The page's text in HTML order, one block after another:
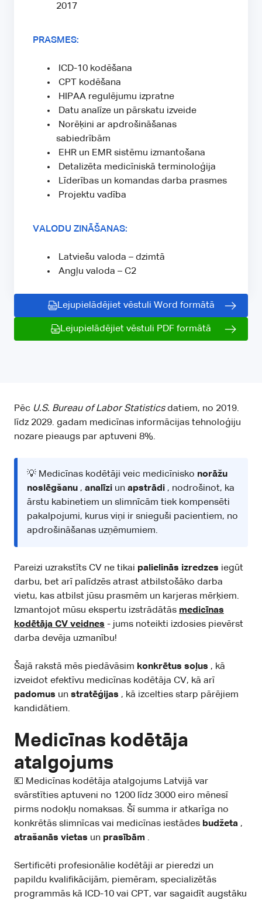
2017
PRASMES:
ICD-10 kodēšana
CPT kodēšana
HIPAA regulējumu izpratne
Datu analīze un pārskatu izveide
Norēķini ar apdrošināšanas
sabiedrībām
EHR un EMR sistēmu izmantošana
Detalizēta medicīniskā terminoloģija
Līderības un komandas darba prasmes
Projektu vadība
VALODU ZINĀŠANAS:
Latviešu valoda – dzimtā
Angļu valoda – C2
Lejupielādējiet vēstuli Word formātā
Lejupielādējiet vēstuli PDF formātā
Pēc U.S. Bureau of Labor Statisticsdatiem, no 2019.
līdz 2029. gadam medicīnas informācijas tehnoloģiju
nozare pieaugs par aptuveni 8%.
💡 Medicīnas kodētāji veic medicīnisko norāžu
noslēgšanu , analīzi un apstrādi , nodrošinot, ka
ārstu kabinetiem un slimnīcām tiek kompensēti
pakalpojumi, kurus viņi ir snieguši pacientiem, no
apdrošināšanas uzņēmumiem.
Pareizi uzrakstīts CV ne tikai palielinās izredzes iegūt
darbu, bet arī palīdzēs atrast atbilstošāko darba
vietu, kas atbilst jūsu prasmēm un karjeras mērķiem.
Izmantojot mūsu ekspertu izstrādātās medicīnas
kodētāja CV veidnes - jums noteikti izdosies pievērst
darba devēja uzmanību!
Šajā rakstā mēs piedāvāsim konkrētus soļus , kā
izveidot efektīvu medicīnas kodētāja CV, kā arī
padomus un stratēģijas , kā izcelties starp pārējiem
kandidātiem.
Medicīnas kodētāja
atalgojums
💶 Medicīnas kodētāja atalgojums Latvijā var
svārstīties aptuveni no 1200 līdz 3000 eiro mēnesī
pirms nodokļu nomaksas. Šī summa ir atkarīga no
konkrētās slimnīcas vai medicīnas iestādes budžeta ,
atrašanās vietas un prasībām .
Sertificēti profesionālie kodētāji ar pieredzi un
papildu kvalifikācijām, piemēram, specializētās
programmās kā ICD-10 vai CPT, var sagaidīt augstāku